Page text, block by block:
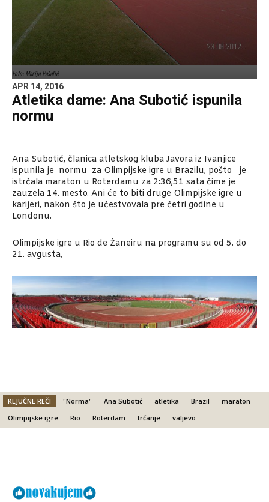
Foto: Marija Pašalić
APR 14, 2016
Atletika dame: Ana Subotić ispunila
normu
Ana Subotić, članica atletskog kluba Javora iz Ivanjice
ispunila je normu za Olimpijske igre u Brazilu, pošto je
istrčala maraton u Roterdamu za 2:36,51 sata čime je
zauzela 14. mesto. Ani će to biti druge Olimpijske igre u
karijeri, nakon što je učestvovala pre četri godine u
Londonu.
Olimpijske igre u Rio de Žaneiru na programu su od 5. do
21. avgusta,
KLJUČNE REČI "Norma" Ana Subotić atletika Brazil
maraton
Olimpijske igre
Rio Roterdam trčanje valjevo